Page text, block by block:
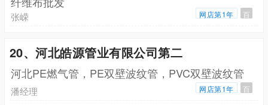
张嵘 网店第1年 百
20、河北皓源管业有限公司第二
河北PE燃气管，PE双壁波纹管，PVC双壁波纹管
潘经理 网店第1年 百